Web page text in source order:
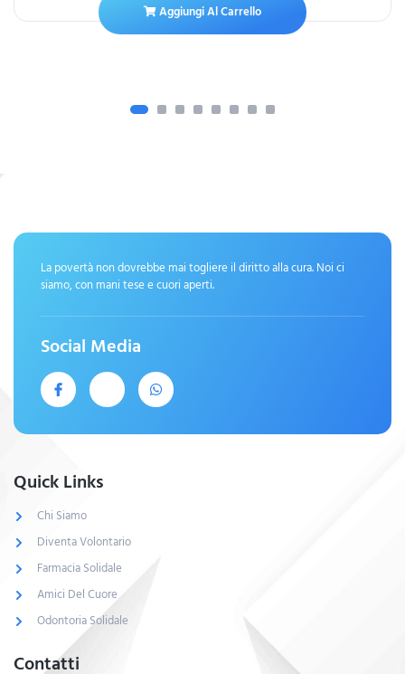
Aggiungi Al Carrello
La povertà non dovrebbe mai togliere il diritto alla cura. Noi ci
siamo, con mani tese e cuori aperti.
Social Media
Quick Links
Chi Siamo
Diventa Volontario
Farmacia Solidale
Amici Del Cuore
Odontoria Solidale
Contatti